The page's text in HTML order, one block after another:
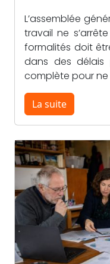
L’assemblée
travail ne
formalités doit
dans des délais
complète pour ne
La suite